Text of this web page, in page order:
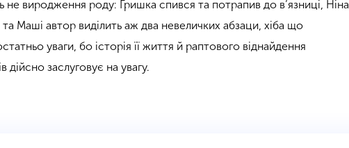
не виродження роду: Гришка спився та потрапив до в’язниці, Ніна
Маші автор виділить аж два невеличких абзаци, хіба що
уваги, бо історія її життя й раптового віднайдення
дійсно заслуговує на увагу.